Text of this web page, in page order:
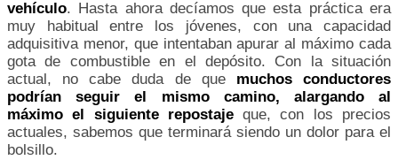
vehículo. Hasta ahora decíamos que esta práctica era
muy habitual entre los jóvenes, con una capacidad
adquisitiva menor, que intentaban apurar al máximo cada
gota de combustible en el depósito. Con la situación
actual, no cabe duda de que muchos conductores
podrían seguir el mismo camino, alargando al
máximo el siguiente repostajeque, con los precios
actuales, sabemos que terminará siendo un dolor para el
bolsillo.